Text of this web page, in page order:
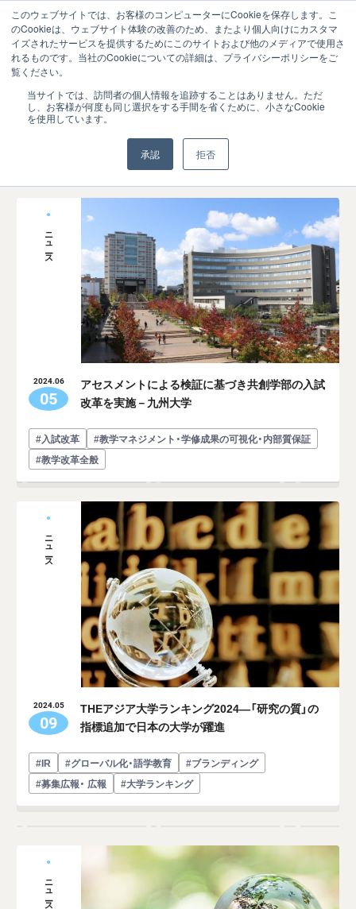
このウェブサイトでは、お客様のコンピューターにCookieを保存します。こ
のCookieは、ウェブサイト体験の改善のため、またより個人向けにカスタマ
イズされたサービスを提供するためにこのサイトおよび他のメディアで使用さ
れるものです。当社のCookieについての詳細は、プライバシーポリシーをご
覧ください。
当サイトでは、訪問者の個人情報を追跡することはありません。ただ
し、お客様が何度も同じ選択をする手間を省くために、小さなCookie
を使用しています。
承認 拒否
ニュース
ニュース
2024.06
05
アセスメントによる検証に基づき共創学部の入試
改革を実施－九州大学
#入試改革
#教学マネジメント・学修成果の可視化・内部質保証
#教学改革全般
ニュース
2024.05
09
THEアジア大学ランキング2024―「研究の質」の
指標追加で日本の大学が躍進
#IR #グローバル化・語学教育
#ブランディング
#募集広報・ 広報
#大学ランキング
ニュース